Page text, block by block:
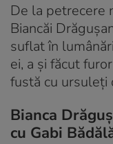
De la petrecere
Biancăi
suflat în
ei, a și făcut
fustă cu ursuleți
Bianca
cu Gabi